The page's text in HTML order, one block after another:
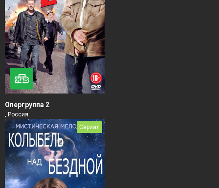
Опергруппа 2
, Россия
Сериал